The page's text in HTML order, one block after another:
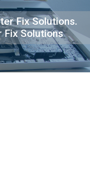
Fix Solutions.
Fix Solutions